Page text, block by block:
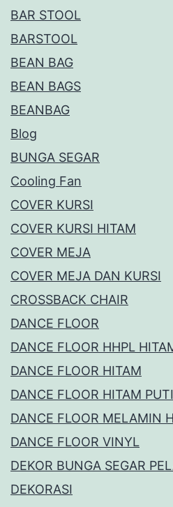
BAR STOOL
BARSTOOL
BEAN BAG
BEAN BAGS
BEANBAG
Blog
BUNGA SEGAR
Cooling Fan
COVER KURSI
COVER KURSI HITAM
COVER MEJA
COVER MEJA DAN KURSI
CROSSBACK CHAIR
DANCE FLOOR
DANCE FLOOR HHPL
DANCE FLOOR HITAM
DANCE FLOOR HITAM
DANCE FLOOR MELAMIN
DANCE FLOOR VINYL
DEKOR BUNGA SEGAR
DEKORASI